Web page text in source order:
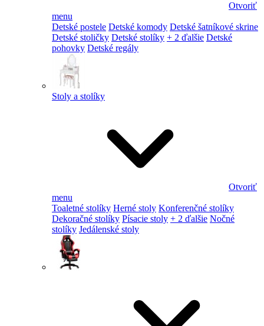
Otvoriť
menu
Detské postele Detské komody Detské šatníkové skrine
Detské stoličky Detské stolíky + 2 ďalšie Detské
pohovky Detské regály
Stoly a stolíky
Otvoriť
menu
Toaletné stolíky Herné stoly Konferenčné stolíky
Dekoračné stolíky Písacie stoly + 2 ďalšie Nočné
stolíky Jedálenské stoly